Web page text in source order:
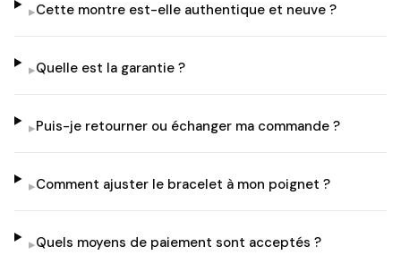
▸Cette montre est-elle authentique et neuve ?
▸Quelle est la garantie ?
▸Puis-je retourner ou échanger ma commande ?
▸Comment ajuster le bracelet à mon poignet ?
▸Quels moyens de paiement sont acceptés ?